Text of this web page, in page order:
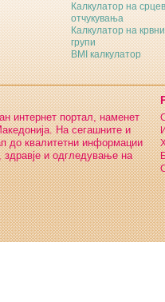
Калкулатор на
отчукувања
Калкулатор на крвни
групи
BMI калкулатор
интернет портал, наменет
На сегашните и
до квалитетни информации
здравје и одгледување на